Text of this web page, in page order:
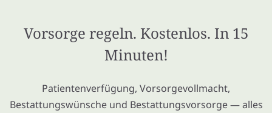
Vorsorge regeln. Kostenlos. In 15
Minuten!
Patientenverfügung, Vorsorgevollmacht,
Bestattungswünsche und Bestattungsvorsorge — alles